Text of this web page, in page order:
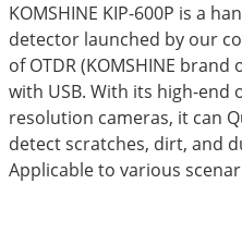
KOMSHINE KIP-600P is a
detector launched by our
of OTDR (KOMSHINE
with USB. With its high-end
resolution cameras, it can
detect scratches, dirt, and
Applicable to various